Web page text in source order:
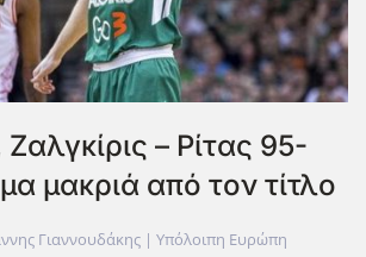
– Ρίτας 95-
μακριά από τον τίτλο
Γιαννουδάκης | Υπόλοιπη Ευρώπη